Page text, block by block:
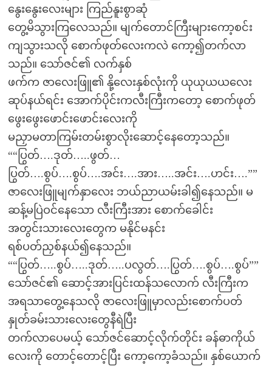
နွေးနွေးလေးများ ကြည်နူးစွာဆုံ
တွေ့မိသွားကြလေသည်။ မျက်တောင်ကြီးများကော့စင်း
ကျသွားသလို စောက်ဖုတ်လေးကလဲ ကော့၍တက်လာ
သည်။ သော်ဇင်၏ လက်နှစ်
ဖက်က ဇာလေးဖြူ၏ နို့လေးနှစ်လုံးကို ယုယုယယလေး
ဆုပ်နယ်ရင်း အောက်ပိုင်းကလီးကြီးကတော့ စောက်ဖုတ်
ဖွေးဖွေးဖောင်းဖောင်းလေးကို
မညှာမတာကြမ်းတမ်းစွာလိုးဆောင့်နေတော့သည်။
““ပြွတ်….ဒုတ်…..ဖွတ်…
ပြွတ်….စွပ်….စွပ်….အင်း….အား…..အင်း….ဟင်း….””
ဇာလေးဖြူမျက်နှာလေး ဘယ်ညာယမ်းခါ၍နေသည်။ မ
ဆန့်မပြဲဝင်နေသော လီးကြီးအား စောက်ခေါင်း
အတွင်းသားလေးတွေက မနိုင်မနင်း
ရစ်ပတ်ညှစ်နယ်၍နေသည်။
““ပြွတ်…..စွပ်…..ဒုတ်…..ပလွတ်….ပြွတ်….စွပ်….စွပ်””
သော်ဇင်၏ ဆောင့်အားပြင်းထန်သလောက် လီးကြီးက
အရသာတွေ့နေသလို ဇာလေးဖြူမှာလည်းစောက်ပတ်
နှုတ်ခမ်းသားလေးတွေနီရဲပြီး
တက်လာပေမယ့် သော်ဇင်ဆောင့်လိုက်တိုင်း ခန်ဓာကိုယ်
လေးကို တောင့်တောင့်ပြီး ကော့ကော့ခံသည်။ နှစ်ယောက်